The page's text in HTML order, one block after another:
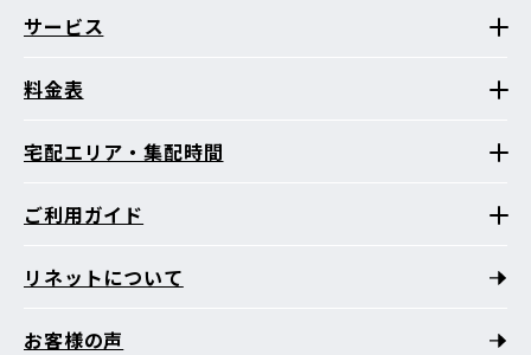
サービス
料金表
宅配エリア・集配時間
ご利用ガイド
リネットについて
お客様の声